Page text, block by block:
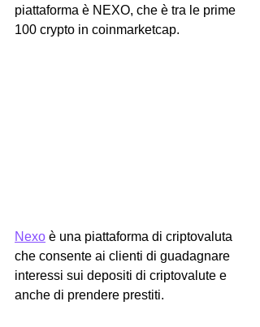
piattaforma è NEXO, che è tra le prime
100 crypto in coinmarketcap.
Nexo è una piattaforma di criptovaluta
che consente ai clienti di guadagnare
interessi sui depositi di criptovalute e
anche di prendere prestiti.